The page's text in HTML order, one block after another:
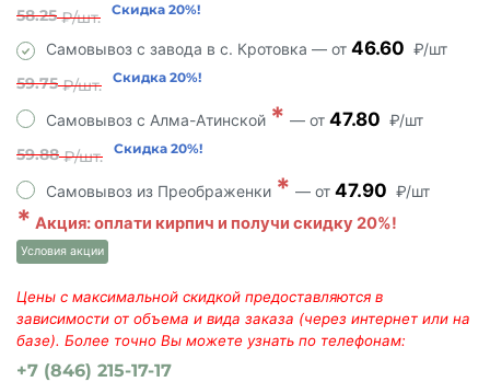
58.25₽/шт. Скидка 20%!
Самовывоз с завода в с. Кротовка — от 46.60 ₽/шт
59.75₽/шт. Скидка 20%!
Самовывоз с Алма-Атинской * — от 47.80 ₽/шт
59.88₽/шт. Скидка 20%!
Самовывоз из Преображенки * — от 47.90 ₽/шт
* Акция: оплати кирпич и получи скидку 20%!
Условия акции
Цены с максимальной скидкой предоставляются в
зависимости от объема и вида заказа (через интернет или на
базе). Более точно Вы можете узнать по телефонам:
+7 (846) 215-17-17